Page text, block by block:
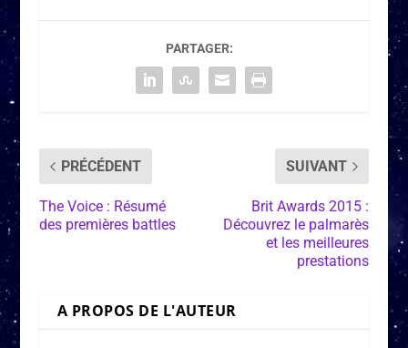
PARTAGER:
PRÉCÉDENT
The Voice : Résumé
des premières battles
SUIVANT
Brit Awards 2015 :
Découvrez le palmarès
et les meilleures
prestations
A PROPOS DE L'AUTEUR